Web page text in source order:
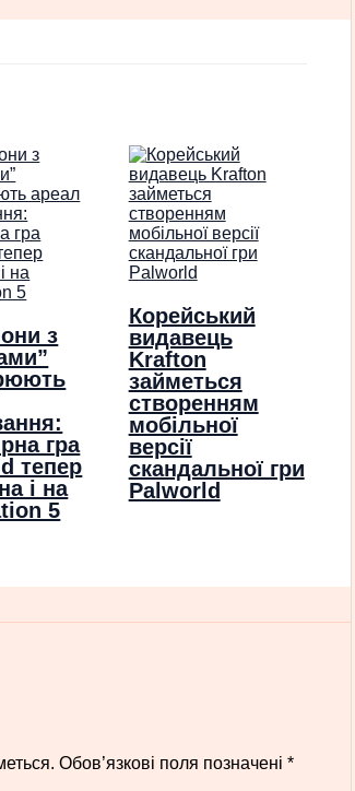
з
гра
тепер
і на
5
Корейський
видавець
Krafton
займеться
створенням
мобільної
версії
скандальної гри
Palworld
Обов’язкові поля позначені *